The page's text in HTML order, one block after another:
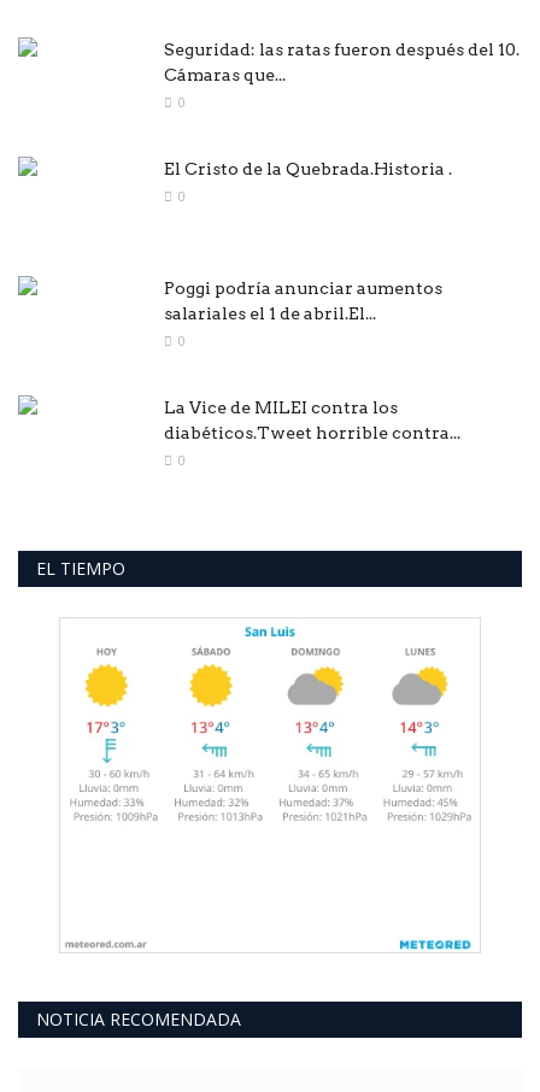
Seguridad: las ratas fueron después del 10.
Cámaras que...
0
El Cristo de la Quebrada.Historia .
0
Poggi podría anunciar aumentos
salariales el 1 de abril.El...
0
La Vice de MILEI contra los
diabéticos.Tweet horrible contra...
0
EL TIEMPO
NOTICIA RECOMENDADA